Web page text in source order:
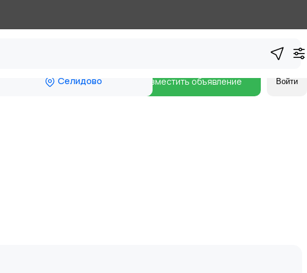
Селидово Разместить объявление Войти